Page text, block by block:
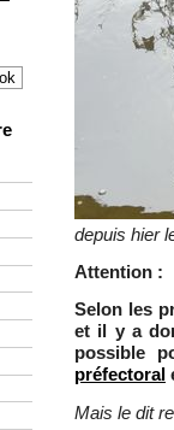
depuis hier
Attention :
Selon les
et il y a
possible
préfectoral
Mais le dit